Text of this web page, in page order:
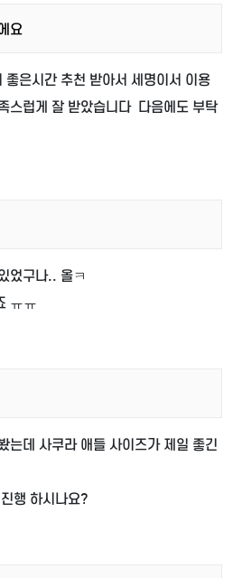
요
좋은시간 추천 받아서 세명이서 이용
스럽게 잘 받았습니다 다음에도 부탁
었구나.. 올ㅋ
ㅠㅠ
는데 사쿠라 애들 사이즈가 제일 좋긴
행 하시나요?